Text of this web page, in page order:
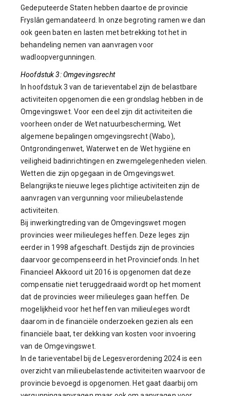
Gedeputeerde Staten hebben daartoe de provincie
Fryslân gemandateerd. In onze begroting ramen we dan
ook geen baten en lasten met betrekking tot het in
behandeling nemen van aanvragen voor
wadloopvergunningen.
Hoofdstuk 3: Omgevingsrecht
In hoofdstuk 3 van de tarieventabel zijn de belastbare
activiteiten opgenomen die een grondslag hebben in de
Omgevingswet. Voor een deel zijn dit activiteiten die
voorheen onder de Wet natuurbescherming, Wet
algemene bepalingen omgevingsrecht (Wabo),
Ontgrondingenwet, Waterwet en de Wet hygiëne en
veiligheid badinrichtingen en zwemgelegenheden vielen.
Wetten die zijn opgegaan in de Omgevingswet.
Belangrijkste nieuwe leges plichtige activiteiten zijn de
aanvragen van vergunning voor milieubelastende
activiteiten.
Bij inwerkingtreding van de Omgevingswet mogen
provincies weer milieuleges heffen. Deze leges zijn
eerder in 1998 afgeschaft. Destijds zijn de provincies
daarvoor gecompenseerd in het Provinciefonds. In het
Financieel Akkoord uit 2016 is opgenomen dat deze
compensatie niet teruggedraaid wordt op het moment
dat de provincies weer milieuleges gaan heffen. De
mogelijkheid voor het heffen van milieuleges wordt
daarom in de financiële onderzoeken gezien als een
financiële baat, ter dekking van kosten voor invoering
van de Omgevingswet.
In de tarieventabel bij de Legesverordening 2024 is een
overzicht van milieubelastende activiteiten waarvoor de
provincie bevoegd is opgenomen. Het gaat daarbij om